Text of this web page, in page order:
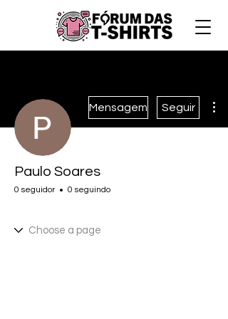
Mensagem Seguir
Paulo Soares
0 seguidor 0 seguindo